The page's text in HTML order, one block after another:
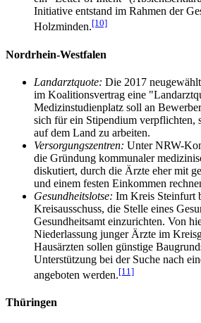
Initiative entstand im Rahmen der
Holzminden.[10]
Nordrhein-Westfalen
Landarztquote: Die 2017
im Koalitionsvertrag eine
Medizin­studien­platz soll an
sich für ein Stipendium verpflichten,
auf dem Land zu arbeiten.
Versorgungszentren: Unter NRW-
die Gründung kommunaler
diskutiert, durch die Ärzte eher mit
und einem festen Einkommen
Gesundheitslotse: Im Kreis Steinfurt
Kreisausschuss, die Stelle eines
Gesundheitsamt einzurichten. Von
Niederlassung junger Ärzte im
Hausärzten sollen günstige
Unterstützung bei der Suche nach
angeboten werden.[11]
Thüringen